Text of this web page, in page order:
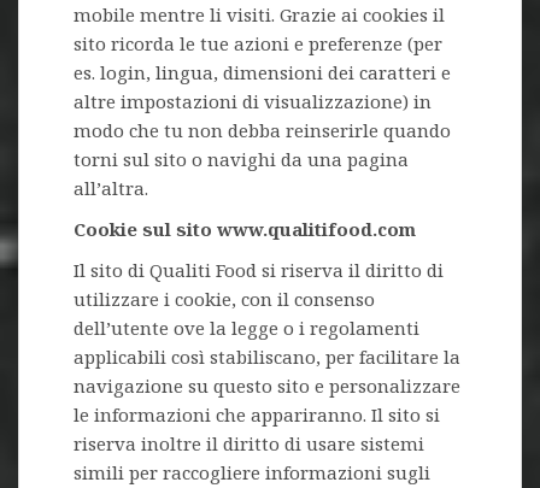
mobile mentre li visiti. Grazie ai cookies il
sito ricorda le tue azioni e preferenze (per
es. login, lingua, dimensioni dei caratteri e
altre impostazioni di visualizzazione) in
modo che tu non debba reinserirle quando
torni sul sito o navighi da una pagina
all’altra.
Cookie sul sito www.qualitifood.com
Il sito di Qualiti Food si riserva il diritto di
utilizzare i cookie, con il consenso
dell’utente ove la legge o i regolamenti
applicabili così stabiliscano, per facilitare la
navigazione su questo sito e personalizzare
le informazioni che appariranno. Il sito si
riserva inoltre il diritto di usare sistemi
simili per raccogliere informazioni sugli